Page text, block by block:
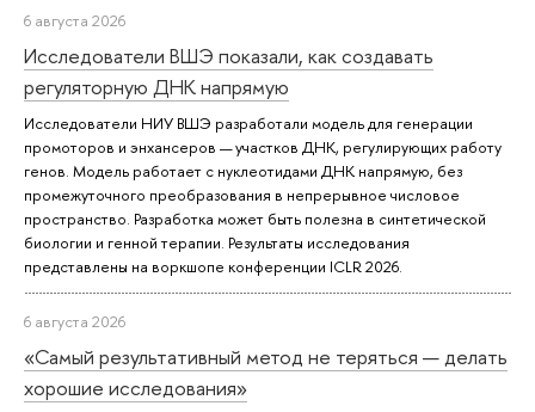
6 августа 2026
Исследователи ВШЭ показали, как создавать
регуляторную ДНК напрямую
Исследователи НИУ ВШЭ разработали модель для генерации
промоторов и энхансеров — участков ДНК, регулирующих работу
генов. Модель работает с нуклеотидами ДНК напрямую, без
промежуточного преобразования в непрерывное числовое
пространство. Разработка может быть полезна в синтетической
биологии и генной терапии. Результаты исследования
представлены на воркшопе конференции ICLR 2026.
6 августа 2026
«Самый результативный метод не теряться — делать
хорошие исследования»